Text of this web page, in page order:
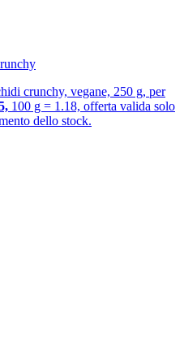
crunchy, vegane, 250 g, per
100 g = 1.18, offerta valida solo
dello stock.